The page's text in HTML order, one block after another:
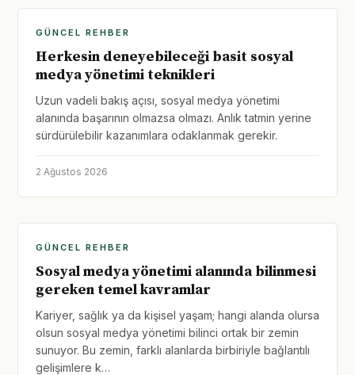
GÜNCEL REHBER
Herkesin deneyebileceği basit sosyal
medya yönetimi teknikleri
Uzun vadeli bakış açısı, sosyal medya yönetimi
alanında başarının olmazsa olmazı. Anlık tatmin yerine
sürdürülebilir kazanımlara odaklanmak gerekir.
2 Ağustos 2026
GÜNCEL REHBER
Sosyal medya yönetimi alanında bilinmesi
gereken temel kavramlar
Kariyer, sağlık ya da kişisel yaşam; hangi alanda olursa
olsun sosyal medya yönetimi bilinci ortak bir zemin
sunuyor. Bu zemin, farklı alanlarda birbiriyle bağlantılı
gelişimlere k…